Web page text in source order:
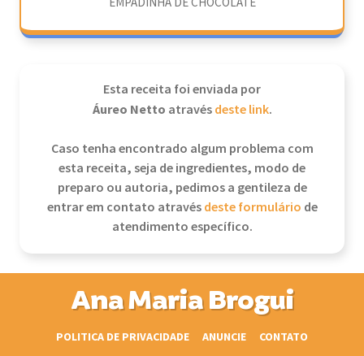
Esta receita foi enviada por
Áureo Netto atravésdeste link.
Caso tenha encontrado algum problema com
esta receita, seja de ingredientes, modo de
preparo ou autoria, pedimos a gentileza de
entrar em contato atravésdeste formulário de
atendimento específico.
Ana Maria Brogui
POLITICA DE PRIVACIDADE ANUNCIE CONTATO